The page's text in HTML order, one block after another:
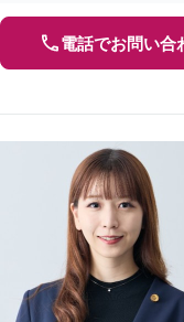
電話でお問い合